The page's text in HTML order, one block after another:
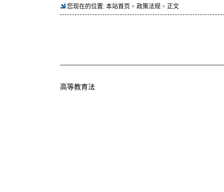
您现在的位置: 本站首页 > 政策法规 > 正文
高等教育法